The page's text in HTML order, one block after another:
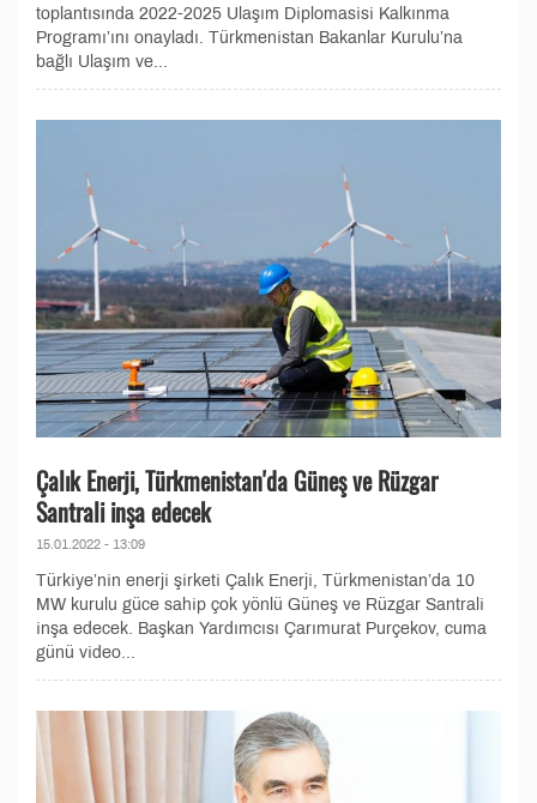
toplantısında 2022-2025 Ulaşım Diplomasisi Kalkınma
Programı’ını onayladı. Türkmenistan Bakanlar Kurulu’na
bağlı Ulaşım ve...
Çalık Enerji, Türkmenistan'da Güneş ve Rüzgar
Santrali inşa edecek
15.01.2022 - 13:09
Türkiye’nin enerji şirketi Çalık Enerji, Türkmenistan’da 10
MW kurulu güce sahip çok yönlü Güneş ve Rüzgar Santrali
inşa edecek. Başkan Yardımcısı Çarımurat Purçekov, cuma
günü video...